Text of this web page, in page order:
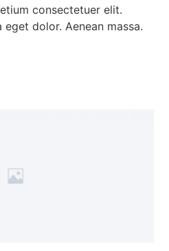
consectetuer elit.
dolor. Aenean massa.